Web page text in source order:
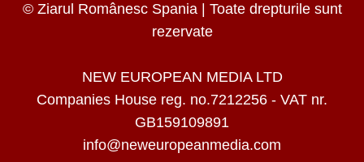
© Ziarul Românesc Spania | Toate drepturile sunt
rezervate
NEW EUROPEAN MEDIA LTD
Companies House reg. no.7212256 - VAT nr.
GB159109891
info@neweuropeanmedia.com